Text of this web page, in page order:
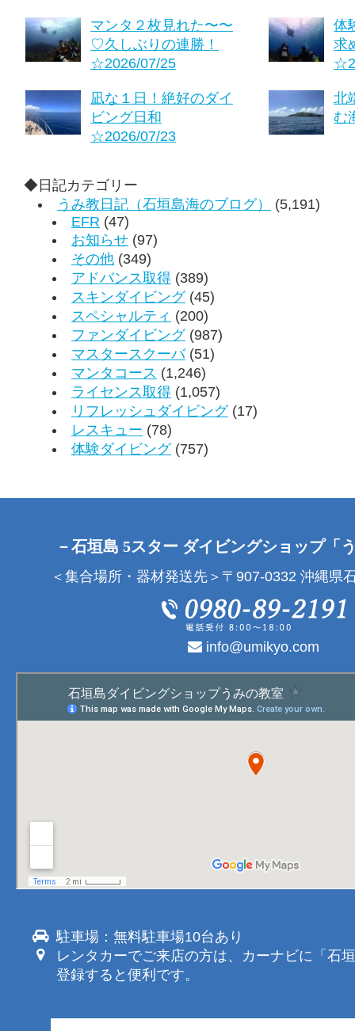
マンタ２枚見れた〜〜
♡久しぶりの連勝！
☆2026/07/25
体
求
凪な１日！絶好のダイ
ビング日和
☆2026/07/23
北
む
◆日記カテゴリー
うみ教日記（石垣島海のブログ）
(5,191)
EFR (47)
お知らせ (97)
その他 (349)
アドバンス取得 (389)
スキンダイビング(45)
スペシャルティ (200)
ファンダイビング(987)
マスタースクーバ(51)
マンタコース (1,246)
ライセンス取得 (1,057)
リフレッシュダイビング(17)
レスキュー (78)
体験ダイビング(757)
－石垣島 5スター ダイビングショップ「
＜集合場所・器材発送先＞〒907-0332 沖縄県
info@umikyo.com
駐車場：無料駐車場10台あり
レンタカーでご来店の方は、カーナビに「石
登録すると便利です。